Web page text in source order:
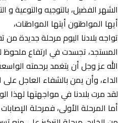
الشهر الفضيل، بالتوجيه والتوعية و
أيها المواطنون أيتها المواطنات،
تواجه بلادنا اليوم مرحلة جديدة
المستجد، تجسدت في ارتفاع ملحوظ
الله عز وجل أن يتغمد برحمته
الداء، وأن يمن بالشفاء العاجل على
لقد مرت بلادنا في مواجهتها لهذا
أما المرحلة الأولى، فمرحلة